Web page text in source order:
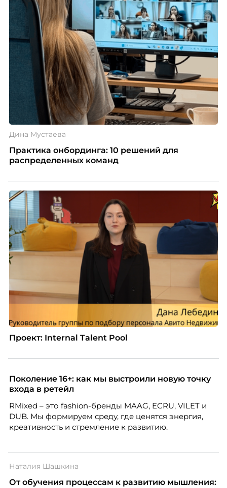
Дина Мустаева
Практика онбординга: 10 решений для
распределенных команд
Проект: Internal Talent Pool
Поколение 16+: как мы выстроили новую точку
входа в ретейл
RMixed – это fashion-бренды MAAG, ECRU, VILET и
DUB. Мы формируем среду, где ценятся энергия,
креативность и стремление к развитию.
Наталия Шашкина
От обучения процессам к развитию мышления: